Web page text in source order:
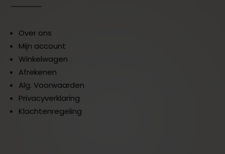
Over ons
Mijn account
Winkelwagen
Afrekenen
Alg. Voorwaarden
Privacyverklaring
Klachtenregeling